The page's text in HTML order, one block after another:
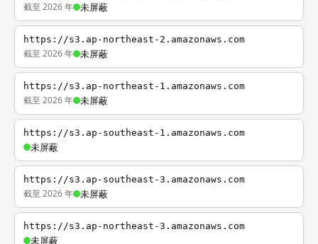
截至 2026 年 未屏蔽
https://s3.ap-northeast-2.amazonaws.com
截至 2026 年 未屏蔽
https://s3.ap-northeast-1.amazonaws.com
截至 2026 年 未屏蔽
https://s3.ap-southeast-1.amazonaws.com
未屏蔽
https://s3.ap-southeast-3.amazonaws.com
截至 2026 年 未屏蔽
https://s3.ap-northeast-3.amazonaws.com
未屏蔽